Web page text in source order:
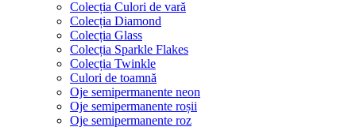
Colecția Culori de vară
Colecția Diamond
Colecția Glass
Colecția Sparkle Flakes
Colecția Twinkle
Culori de toamnă
Oje semipermanente neon
Oje semipermanente roșii
Oje semipermanente roz